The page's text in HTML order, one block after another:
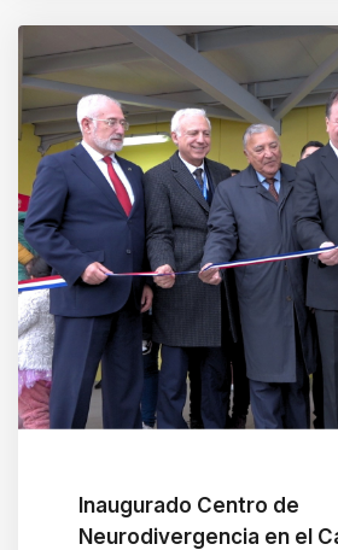
Inaugurado Centro de
Neurodivergencia en el